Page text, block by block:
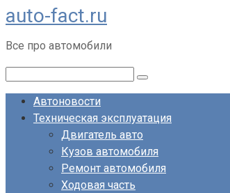
Перейти
к
контенту
auto-fact.ru
Все про автомобили
Автоновости
Техническая эксплуатация
Двигатель авто
Кузов автомобиля
Ремонт автомобиля
Ходовая часть